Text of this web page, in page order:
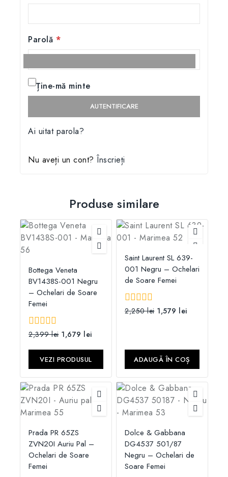
Parolă *
Ține-mă minte
AUTENTIFICARE
Ai uitat parola?
Nu aveți un cont? Înscrieți
Produse similare
Bottega Veneta
BV1438S-001 Negru
– Ochelari de Soare
Femei
0
5
2,399lei 1,679 lei
VEZI PRODUSUL
Saint Laurent SL 639-
001 Negru – Ochelari
de Soare Femei
0
2,250lei 1,579 lei
ADAUGĂ ÎN COȘ
Prada PR 65ZS
ZVN20I Auriu Pal –
Ochelari de Soare
Femei
Dolce & Gabbana
DG4537 501/87
Negru – Ochelari de
Soare Femei